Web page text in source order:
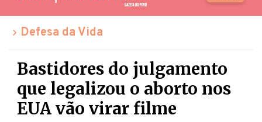
Defesa da Vida
Bastidores do julgamento
que legalizou o aborto nos
EUA vão virar filme